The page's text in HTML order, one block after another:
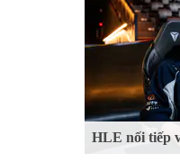
HLE nối tiếp